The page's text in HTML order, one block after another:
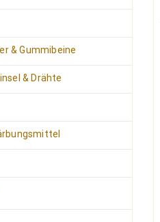
& Gummibeine
& Drähte